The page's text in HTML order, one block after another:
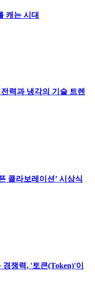
캐는 시대
력과 냉각의 기술 트렌
콜라보레이션’ 시상식
쟁력, '토큰(Token)'이